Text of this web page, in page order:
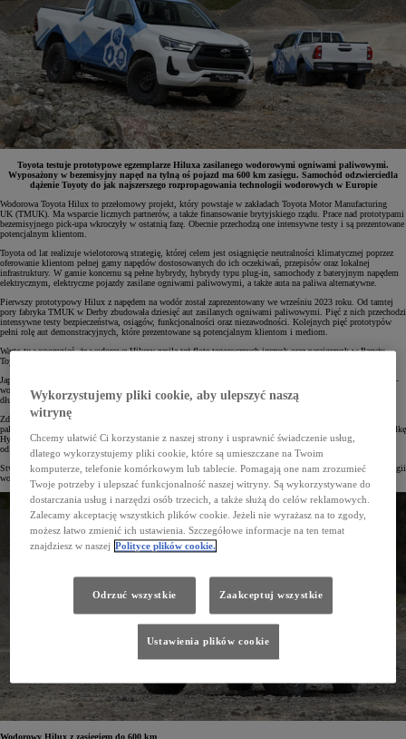
Toyota testuje prototypowe egzemplarze Hiluxa zasilanego wodorowymi ogniwami paliwowymi.
Wyposażony w bezemisyjny napęd na tylną oś pojazd ma 600 km zasięgu. Samochód odzwierciedla
dążenie Toyoty do jak najszerszego rozpropagowania technologii wodorowych w Europie
Wodorowa Toyota Hilux to przełomowy projekt, który powstaje w zakładach Toyota Motor Manufacturing
UK (TMUK). Ma wsparcie licznych partnerów, a także finansowanie brytyjskiego rządu. Prace nad prototypami
bezemisyjnego pick-upa wkroczyły w ostatnią fazę. Obecnie przechodzą one intensywne testy i są prezentowane
potencjalnym klientom.
Toyota od lat realizuje wielotorową strategię, której celem jest osiągnięcie neutralności klimatycznej poprzez
oferowanie klientom pełnej gamy napędów dostosowanych do ich oczekiwań, przepisów oraz lokalnej
infrastruktury. W gamie koncernu są pełne hybrydy, hybrydy typu plug-in, samochody z bateryjnym napędem
elektrycznym, elektryczne pojazdy zasilane ogniwami paliwowymi, a także auta na paliwa alternatywne.
Pierwszy prototypowy Hilux z napędem na wodór został zaprezentowany we wrześniu 2023 roku. Od tamtej
pory fabryka TMUK w Derby zbudowała dziesięć aut zasilanych ogniwami paliwowymi. Pięć z nich przechodzi
intensywne testy bezpieczeństwa, osiągów, funkcjonalności oraz niezawodności. Kolejnych pięć prototypów
pełni rolę aut demonstracyjnych, które prezentowane są potencjalnym klientom i mediom.
Warto tu wspomnieć, że wodorowe Hiluxy zasilą też flotę tegorocznych igrzysk oraz paraigrzysk w Paryżu.
Toyota w ten sposób buduje fundamenty pod stworzenie sektora transportu wodorowego w Europie.
Japoński koncern od 30 lat rozwija technologię ogniw paliwowych. Wnioski z prac nad ostatnim projektem –
wodorowym Hiluxem – posłużą do stworzenia kolejnej generacji ogniw, które będą charakteryzować się
dłuższym cyklem życia i znacząco niższymi kosztami. Co więcej, ich zastosowanie zwiększy też zasięg auta.
Zdaniem Toyoty, do 2030 roku Europa stanie się jednym z największych rynków wodorowych ogniw
paliwowych. Właśnie dlatego w grudniu 2023 roku z inicjatywy Toyota Motor Europe (TME) powołano spółkę
Hydrogen Factory Europe. Będzie ona odpowiadać za skomercjalizowanie tej technologii na każdym etapie –
od badań i rozwoju przez produkcję po sprzedaż oraz obsługę posprzedażową.
Stworzenie zasilanego ogniwami paliwowymi Hiluxa to ważny krok na drodze do dalszego rozwoju technologii
wodorowych, który ma przyśpieszyć rozwój infrastruktury wodorowej w Europie.
Wodorowy Hilux z zasięgiem do 600 km
Wykorzystujemy pliki cookie, aby ulepszyć naszą
witrynę
Chcemy ułatwić Ci korzystanie z naszej strony i usprawnić świadczenie usług,
dlatego wykorzystujemy pliki cookie, które są umieszczane na Twoim
komputerze, telefonie komórkowym lub tablecie. Pomagają one nam zrozumieć
Twoje potrzeby i ulepszać funkcjonalność naszej witryny. Są wykorzystywane do
dostarczania usług i narzędzi osób trzecich, a także służą do celów reklamowych.
Zalecamy akceptację wszystkich plików cookie. Jeżeli nie wyrażasz na to zgody,
możesz łatwo zmienić ich ustawienia. Szczegółowe informacje na ten temat
znajdziesz w naszej Polityce plików cookie.
Odrzuć wszystkie Zaakceptuj wszystkie
Ustawienia plików cookie